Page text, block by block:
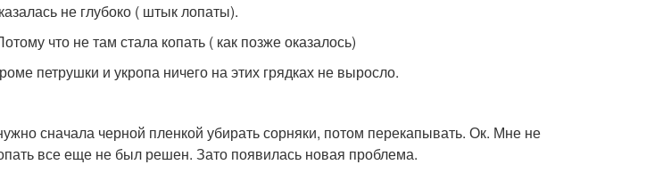
не глубоко ( штык лопаты).
что не там стала копать ( как позже оказалось)
петрушки и укропа ничего на этих грядках не выросло.
сначала черной пленкой убирать сорняки, потом перекапывать. Ок. Мне не
все еще не был решен. Зато появилась новая проблема.